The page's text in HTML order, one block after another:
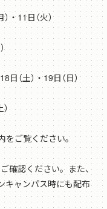
日（火）
（土）・19日（日）
ご覧ください。
確認ください。また、
キャンパス時にも配布